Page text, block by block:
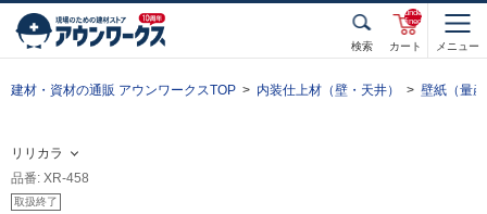
検索 カート
unde
fined
メニュー
建材・資材の通販 アウンワークスTOP 内装仕上材（壁・天井） 壁紙（量
リリカラ
品番: XR-458
取扱終了